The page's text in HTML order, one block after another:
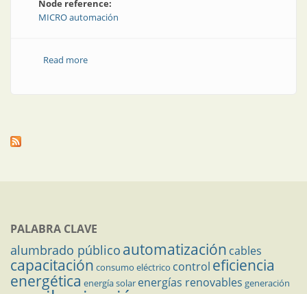
Node reference:
MICRO automación
Read moreabout Sello de Buen Diseño para la unidad integral de
PALABRA CLAVE
alumbrado público automatización cables
capacitación consumo eléctrico control eficiencia
energética energía solar energías renovables generación